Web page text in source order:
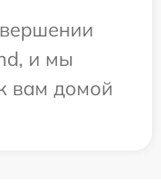
и мы
вам домой